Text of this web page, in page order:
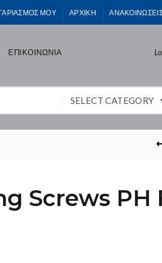
ΜΟΥ ΑΡΧΙΚΗ
ΕΠΙΚΟΙΝΩΝΙΑ
SELECT CATEGORY
Screws PH